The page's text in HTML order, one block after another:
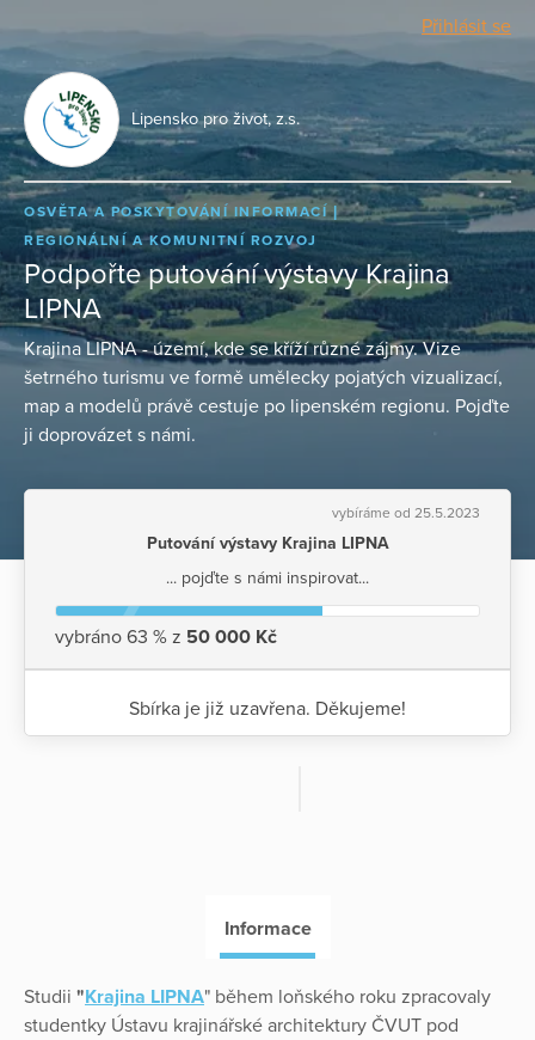
Přihlásit se
Lipensko pro život, z.s.
OSVĚTA A POSKYTOVÁNÍ INFORMACÍ
REGIONÁLNÍ A KOMUNITNÍ ROZVOJ
Podpořte putování výstavy Krajina
LIPNA
Krajina LIPNA - území, kde se kříží různé zájmy. Vize
šetrného turismu ve formě umělecky pojatých vizualizací,
map a modelů právě cestuje po lipenském regionu. Pojďte
ji doprovázet s námi.
vybíráme od 25.5.2023
Putování výstavy Krajina LIPNA
... pojďte s námi inspirovat...
vybráno 63 % z 50 000 Kč
Sbírka je již uzavřena. Děkujeme!
Informace
Studii "Krajina LIPNA" během loňského roku zpracovaly
studentky Ústavu krajinářské architektury ČVUT pod